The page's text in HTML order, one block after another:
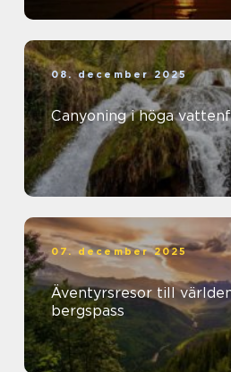
08. december 2025
Canyoning i höga
07. december 2025
Äventyrsresor till
bergspass